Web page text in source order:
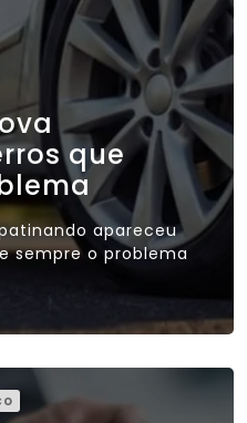
que
apareceu
sempre o problema